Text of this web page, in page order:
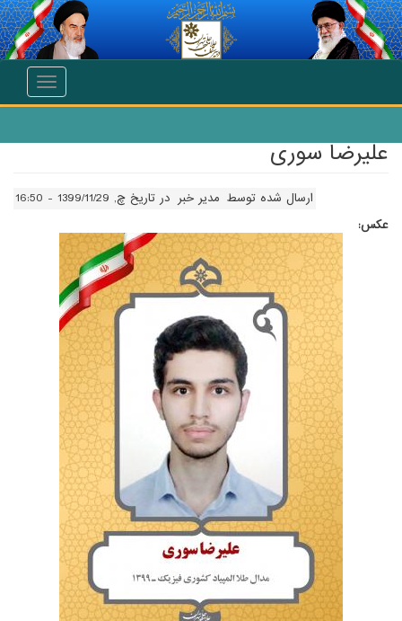
انتقال به محتوای اصلی
Toggle
علیرضا سوری
ارسال شده توسط مدیر خبر در تاریخ چ, 1399/11/29 - 16:50
عکس: